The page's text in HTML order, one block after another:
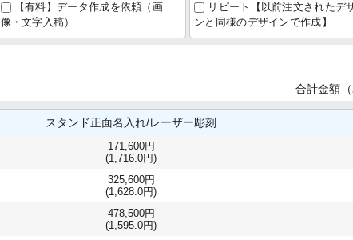
【有料】データ作成を依頼（画
像・文字入稿）
リピート【以前注文されたデ
ンと同様のデザインで作成】
合計金額（
スタンド正面名入れ/レーザー彫刻
171,600円
(1,716.0円)
325,600円
(1,628.0円)
478,500円
(1,595.0円)